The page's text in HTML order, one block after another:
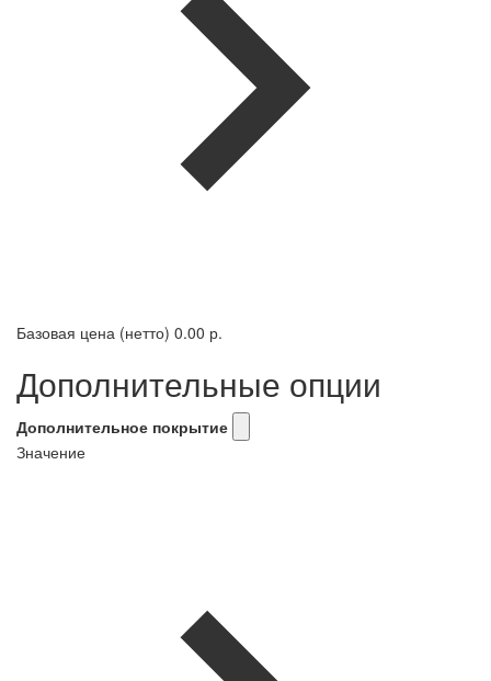
Базовая цена (нетто) 0.00 р.
Дополнительные опции
Дополнительное покрытие
Значение